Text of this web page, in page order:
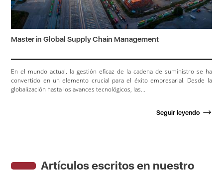
Master in Global Supply Chain Management
En el mundo actual, la gestión eficaz de la cadena de suministro se ha
convertido en un elemento crucial para el éxito empresarial. Desde la
globalización hasta los avances tecnológicos, las...
Seguir leyendo
Artículos escritos en nuestro